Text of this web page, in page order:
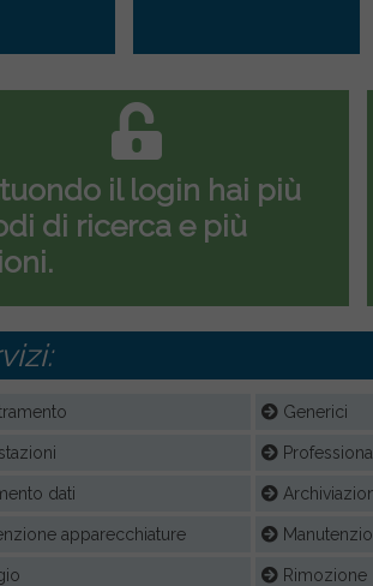
il login hai più
di ricerca e più
Generici
dati
apparecchiature
Rimozione